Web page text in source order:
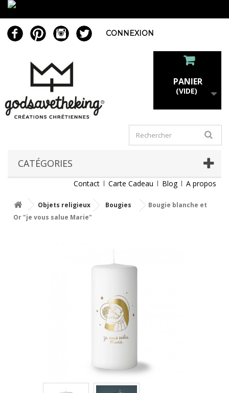
CONNEXION
PANIER
(VIDE)
CATÉGORIES
Contact Carte Cadeau Blog A propos
Objets religieux Bougies
Bougie blanche et
Or "je vous salue Marie"